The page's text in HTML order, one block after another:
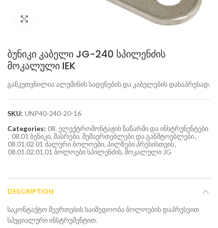
ბუნიკი კაბელი JG-240 სპილენძის
მოკალული IEK
განკუთვნილია ალუმინის სადენების და კაბელების დასაპრესად.
SKU: UNP40-240-20-16
Categories: 08. ელექტრომონტაჟის ნაწარმი და ინსტრუნენტები
, 08.01 ბენიკი, მასრები, შემაერთებლები და განშტოებლები,
08.01.02.01 ძალური ბოლოები, ჰილზები პრესისთვის,
08.01.02.01.01 ბოლოები სპილენძის, მოკალული JG
DESCRIPTION
საკონტაქტო შეერთების საიმედოობა ბოლოების დაპრესვით
სპეციალური ინსტრუმენტით.